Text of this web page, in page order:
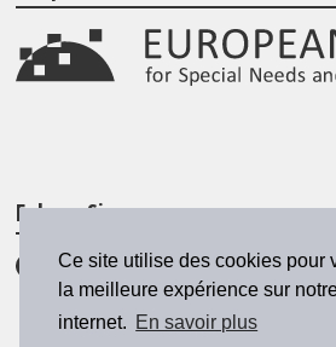
Ce site utilise des cookies pour
la meilleure expérience sur
internet. En savoir plus
Folgen Sie uns